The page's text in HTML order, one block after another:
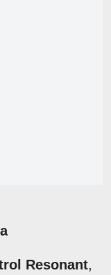
Resonant,